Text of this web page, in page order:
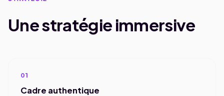
Une stratégie immersive
01
Cadre authentique